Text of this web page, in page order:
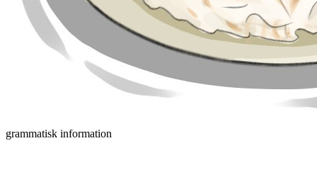
grammatisk information